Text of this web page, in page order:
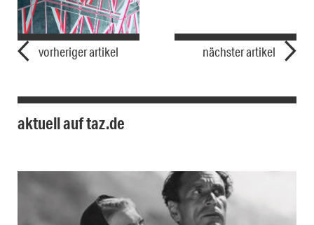
vorheriger artikel nächster artikel
aktuell auf taz.de